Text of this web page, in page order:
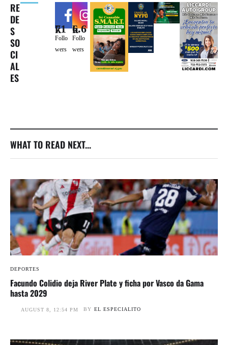
RE
DE
S
SO
CI
AL
ES
71k
Follo
wers
6.6k
Follo
wers
WHAT TO READ NEXT...
DEPORTES
Facundo Colidio deja River Plate y ficha por Vasco da Gama
hasta 2029
AUGUST 8, 12:54 PM BY EL ESPECIALITO